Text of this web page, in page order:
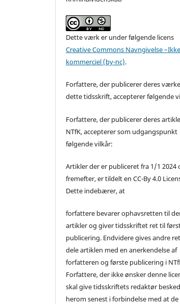
Dette værk er under følgende licens
Creative Commons Navngivelse
kommerciel (by-nc).
Forfattere, der publicerer deres
dette tidsskrift, accepterer følgende
Forfattere, der publicerer deres
NTfK, accepterer som udgangspunkt
følgende vilkår:
Artikler der er publiceret fra 1/1 2024
fremefter, er tildelt en CC-By 4.0
Dette indebærer, at
forfattere bevarer ophavsretten til
artikler og giver tidsskriftet ret til
publicering. Endvidere gives andre
dele artiklen med en anerkendelse af
forfatteren og første publicering i
Forfattere, der ikke ønsker denne
skal give tidsskriftets redaktør besked
herom senest i forbindelse med at